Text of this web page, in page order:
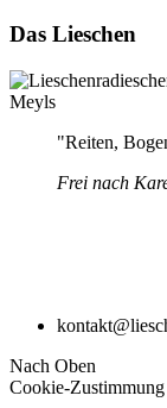
Das Lieschen
"Reiten,
Frei nach
Nach Oben
Cookie-